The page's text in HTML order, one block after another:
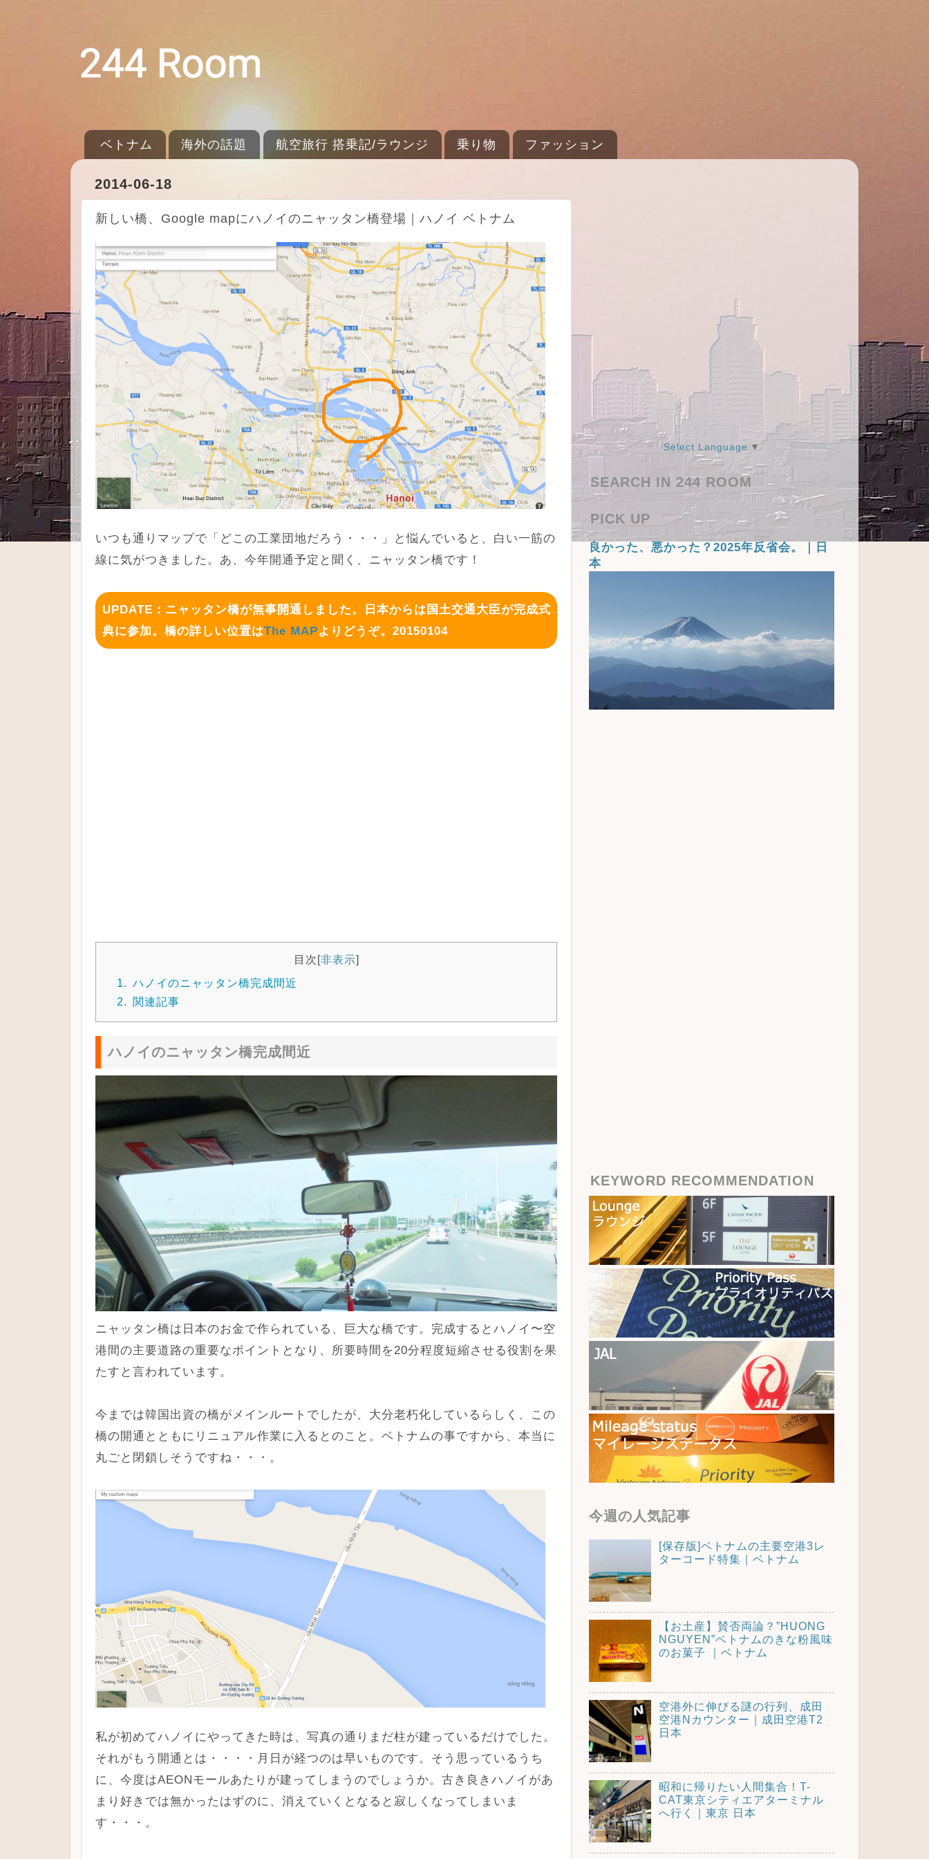
ベトナム 海外の話題 航空旅行 搭乗記/ラウンジ 乗り物 ファッション
2014-06-18
新しい橋、Google mapにハノイのニャッタン橋登場｜ハノイ ベトナム
いつも通りマップで「どこの工業団地だろう・・・」と悩んでいると、白い一筋の
線に気がつきました。あ、今年開通予定と聞く、ニャッタン橋です！
UPDATE：ニャッタン橋が無事開通しました。日本からは国土交通大臣が完成式
典に参加。橋の詳しい位置はThe MAPよりどうぞ。20150104
目次[非表示]
1. ハノイのニャッタン橋完成間近
2.
関連記事
ハノイのニャッタン橋完成間近
ニャッタン橋は日本のお金で作られている、巨大な橋です。完成するとハノイ〜空
港間の主要道路の重要なポイントとなり、所要時間を20分程度短縮させる役割を果
たすと言われています。
今までは韓国出資の橋がメインルートでしたが、大分老朽化しているらしく、この
橋の開通とともにリニュアル作業に入るとのこと。ベトナムの事ですから、本当に
丸ごと閉鎖しそうですね・・・。
私が初めてハノイにやってきた時は、写真の通りまだ柱が建っているだけでした。
それがもう開通とは・・・・月日が経つのは早いものです。そう思っているうち
に、今度はAEONモールあたりが建ってしまうのでしょうか。古き良きハノイがあ
まり好きでは無かったはずのに、消えていくとなると寂しくなってしまいま
す・・・。
Select Language ▼
SEARCH IN 244 ROOM
PICK UP
良かった、悪かった？2025年反省会。｜日
本
KEYWORD RECOMMENDATION
今週の人気記事
[保存版]ベトナムの主要空港3レ
ターコード特集｜ベトナム
【お土産】賛否両論？”HUONG
NGUYEN”ベトナムのきな粉風味
のお菓子 ｜ベトナム
空港外に伸びる謎の行列、成田
空港Nカウンター｜成田空港T2
日本
昭和に帰りたい人間集合！T-
CAT東京シティエアターミナル
へ行く｜東京 日本